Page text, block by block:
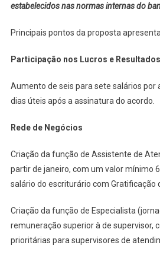
estabelecidos nas normas internas do
Principais pontos da proposta
Participação nos Lucros e
Aumento de seis para sete salários por
dias úteis após a assinatura do acordo.
Rede de Negócios
Criação da função de Assistente de
partir de janeiro, com um valor mínimo
salário do escriturário com Gratificação
Criação da função de Especialista
remuneração superior à de supervisor,
prioritárias para supervisores de